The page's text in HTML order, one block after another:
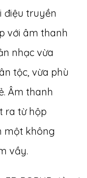
điệu truyền
với âm thanh
nhạc vừa
tộc, vừa phù
Âm thanh
ra từ hộp
một không
vầy.